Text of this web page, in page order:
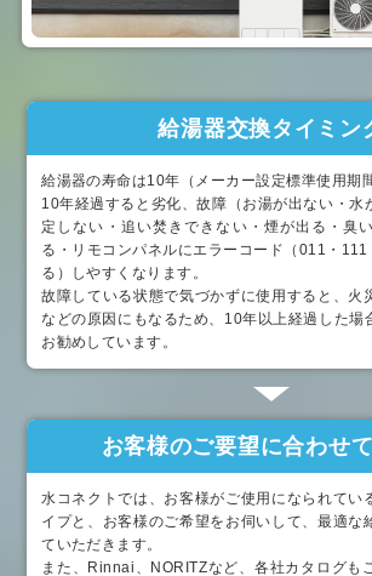
給湯器交換タイミン
給湯器の寿命は10年（メーカー設定標準使用期
10年経過すると劣化、故障（お湯が出ない・水
定しない・追い焚きできない・煙が出る・臭
る・リモコンパネルにエラーコード（011・
る）しやすくなります。
故障している状態で気づかずに使用すると、火
などの原因にもなるため、10年以上経過した場
お勧めしています。
お客様のご要望に合わせ
水コネクトでは、お客様がご使用になられてい
イプと、お客様のご希望をお伺いして、最適な
ていただきます。
また、Rinnai、NORITZなど、各社カタログも